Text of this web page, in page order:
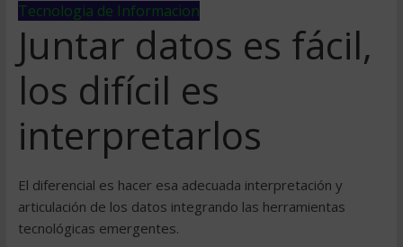
Tecnologia de Informacion
Juntar datos es fácil,
los difícil es
interpretarlos
El diferencial es hacer esa adecuada interpretación y
articulación de los datos integrando las herramientas
tecnológicas emergentes.